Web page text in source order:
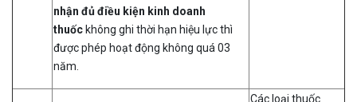
nhận đủ điều kiện kinh doanh
thuốckhông ghi thời hạn hiệu lực thì
được phép hoạt động không quá 03
năm.
Các loại thuốc